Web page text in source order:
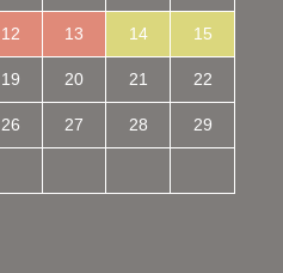
12 13 14 15
19 20 21 22
26 27 28 29